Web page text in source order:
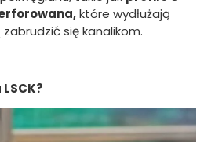
które wydłużają
się kanalikom.